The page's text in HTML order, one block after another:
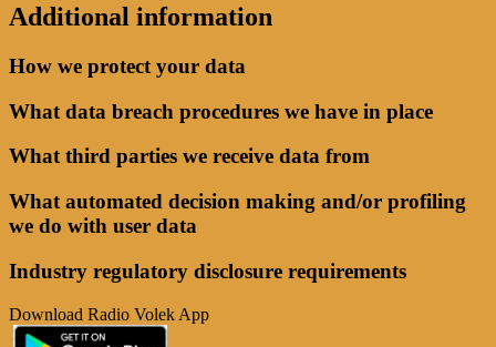
Additional information
How we protect your data
What data breach procedures we have in place
What third parties we receive data from
What automated decision making and/or profiling
we do with user data
Industry regulatory disclosure requirements
Download Radio Volek App